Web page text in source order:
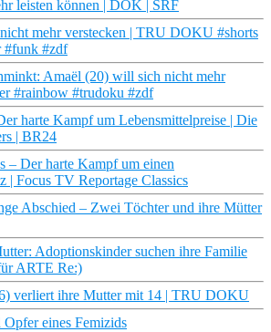
leisten können | DOK | SRF
mehr verstecken | TRU DOKU #shorts
#funk #zdf
Amaël (20) will sich nicht mehr
#rainbow #trudoku #zdf
harte Kampf um Lebensmittelpreise | Die
| BR24
– Der harte Kampf um einen
| Focus TV Reportage Classics
Abschied – Zwei Töchter und ihre Mütter
Adoptionskinder suchen ihre Familie
ARTE Re:)
verliert ihre Mutter mit 14 | TRU DOKU
eines Femizids